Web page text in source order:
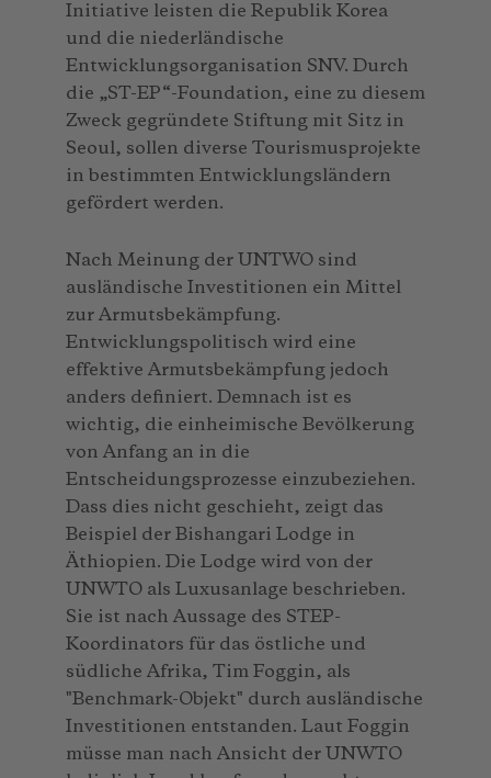
Initiative leisten die Republik Korea
und die niederländische
Entwicklungsorganisation SNV. Durch
die „ST-EP“-Foundation, eine zu diesem
Zweck gegründete Stiftung mit Sitz in
Seoul, sollen diverse Tourismusprojekte
in bestimmten Entwicklungsländern
gefördert werden.
Nach Meinung der UNTWO sind
ausländische Investitionen ein Mittel
zur Armutsbekämpfung.
Entwicklungspolitisch wird eine
effektive Armutsbekämpfung jedoch
anders definiert. Demnach ist es
wichtig, die einheimische Bevölkerung
von Anfang an in die
Entscheidungsprozesse einzubeziehen.
Dass dies nicht geschieht, zeigt das
Beispiel der Bishangari Lodge in
Äthiopien. Die Lodge wird von der
UNWTO als Luxusanlage beschrieben.
Sie ist nach Aussage des STEP-
Koordinators für das östliche und
südliche Afrika, Tim Foggin, als
"Benchmark-Objekt" durch ausländische
Investitionen entstanden. Laut Foggin
müsse man nach Ansicht der UNWTO